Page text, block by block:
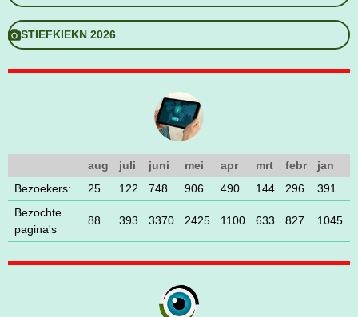
STIEFKIEKN 2026
aug juli juni mei apr mrt febr
jan
Bezoekers:
25 122 748 906 490 144 296
391
Bezochte
pagina's
88 393 3370 2425 1100 633 827 1045